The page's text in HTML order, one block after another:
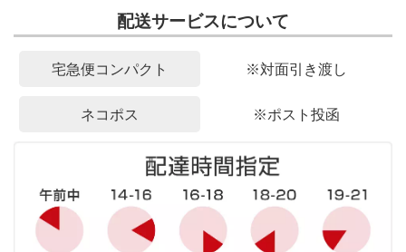
配送サービスについて
宅急便コンパクト ※対面引き渡し
ネコポス ※ポスト投函